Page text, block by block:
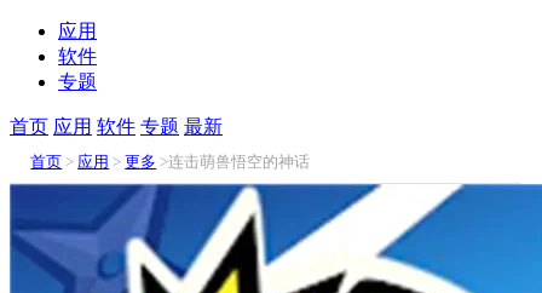
应用
软件
专题
首页 应用 软件 专题 最新
首页 > 应用 >更多 >连击萌兽悟空的神话